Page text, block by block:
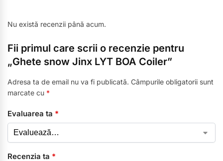
Nu există recenzii până acum.
Fii primul care scrii o recenzie pentru
„Ghete snow Jinx LYT BOA Coiler”
Adresa ta de email nu va fi publicată. Câmpurile obligatorii sunt
marcate cu *
Evaluarea ta *
Recenzia ta *